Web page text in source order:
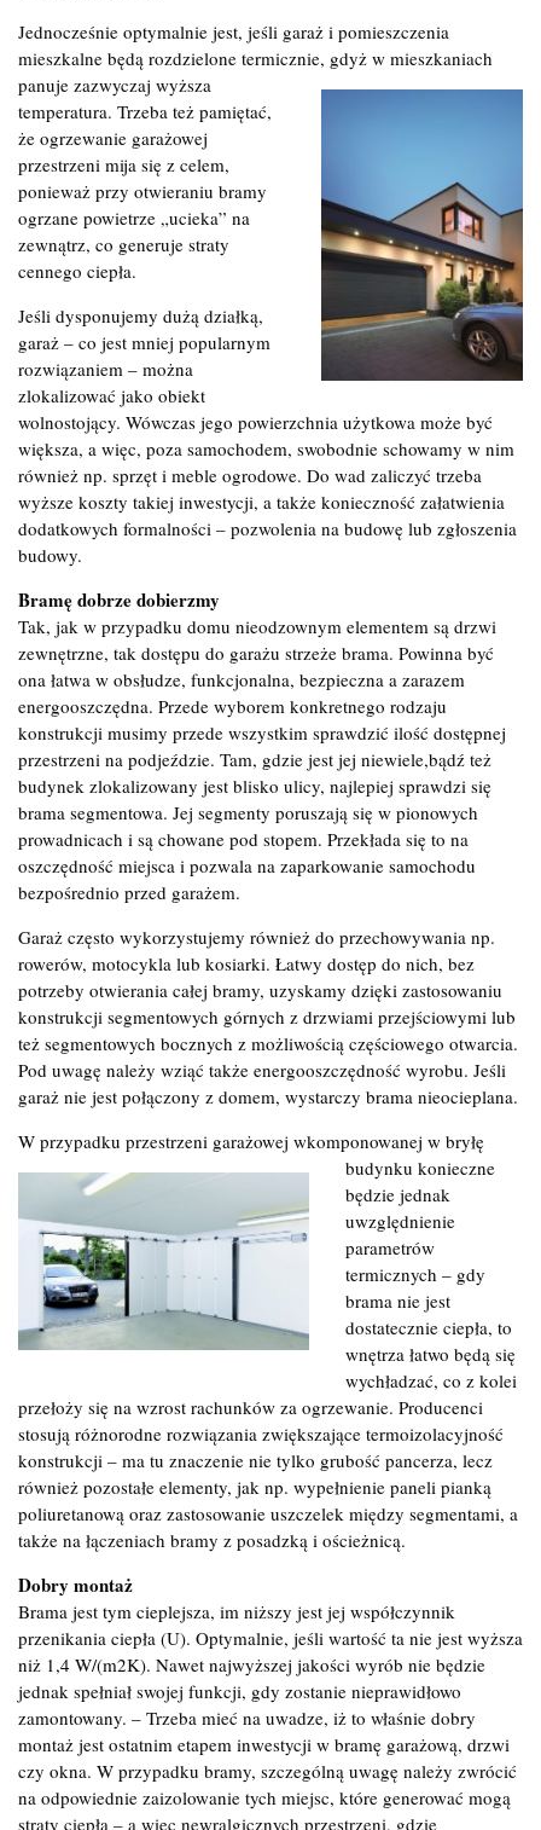
Jednocześnie optymalnie jest, jeśli garaż i pomieszczenia
mieszkalne będą rozdzielone termicznie, gdyż w mieszkaniach
panuje zazwyczaj wyższa
temperatura. Trzeba też pamiętać,
że ogrzewanie garażowej
przestrzeni mija się z celem,
ponieważ przy otwieraniu bramy
ogrzane powietrze „ucieka” na
zewnątrz, co generuje straty
cennego ciepła.
Jeśli dysponujemy dużą działką,
garaż – co jest mniej popularnym
rozwiązaniem – można
zlokalizować jako obiekt
wolnostojący. Wówczas jego powierzchnia użytkowa może być
większa, a więc, poza samochodem, swobodnie schowamy w nim
również np. sprzęt i meble ogrodowe. Do wad zaliczyć trzeba
wyższe koszty takiej inwestycji, a także konieczność załatwienia
dodatkowych formalności – pozwolenia na budowę lub zgłoszenia
budowy.
Bramę dobrze dobierzmy
Tak, jak w przypadku domu nieodzownym elementem są drzwi
zewnętrzne, tak dostępu do garażu strzeże brama. Powinna być
ona łatwa w obsłudze, funkcjonalna, bezpieczna a zarazem
energooszczędna. Przede wyborem konkretnego rodzaju
konstrukcji musimy przede wszystkim sprawdzić ilość dostępnej
przestrzeni na podjeździe. Tam, gdzie jest jej niewiele,bądź też
budynek zlokalizowany jest blisko ulicy, najlepiej sprawdzi się
brama segmentowa. Jej segmenty poruszają się w pionowych
prowadnicach i są chowane pod stopem. Przekłada się to na
oszczędność miejsca i pozwala na zaparkowanie samochodu
bezpośrednio przed garażem.
Garaż często wykorzystujemy również do przechowywania np.
rowerów, motocykla lub kosiarki. Łatwy dostęp do nich, bez
potrzeby otwierania całej bramy, uzyskamy dzięki zastosowaniu
konstrukcji segmentowych górnych z drzwiami przejściowymi lub
też segmentowych bocznych z możliwością częściowego otwarcia.
Pod uwagę należy wziąć także energooszczędność wyrobu. Jeśli
garaż nie jest połączony z domem, wystarczy brama nieocieplana.
W przypadku przestrzeni garażowej wkomponowanej w bryłę
budynku konieczne
będzie jednak
uwzględnienie
parametrów
termicznych – gdy
brama nie jest
dostatecznie ciepła, to
wnętrza łatwo będą się
wychładzać, co z kolei
przełoży się na wzrost rachunków za ogrzewanie. Producenci
stosują różnorodne rozwiązania zwiększające termoizolacyjność
konstrukcji – ma tu znaczenie nie tylko grubość pancerza, lecz
również pozostałe elementy, jak np. wypełnienie paneli pianką
poliuretanową oraz zastosowanie uszczelek między segmentami, a
także na łączeniach bramy z posadzką i ościeżnicą.
Dobry montaż
Brama jest tym cieplejsza, im niższy jest jej współczynnik
przenikania ciepła (U). Optymalnie, jeśli wartość ta nie jest wyższa
niż 1,4 W/(m2K). Nawet najwyższej jakości wyrób nie będzie
jednak spełniał swojej funkcji, gdy zostanie nieprawidłowo
zamontowany. – Trzeba mieć na uwadze, iż to właśnie dobry
montaż jest ostatnim etapem inwestycji w bramę garażową, drzwi
czy okna. W przypadku bramy, szczególną uwagę należy zwrócić
na odpowiednie zaizolowanie tych miejsc, które generować mogą
straty ciepła – a więc newralgicznych przestrzeni, gdzie